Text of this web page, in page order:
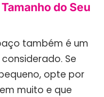
do Seu
também é um
Se
opte por
muito e que